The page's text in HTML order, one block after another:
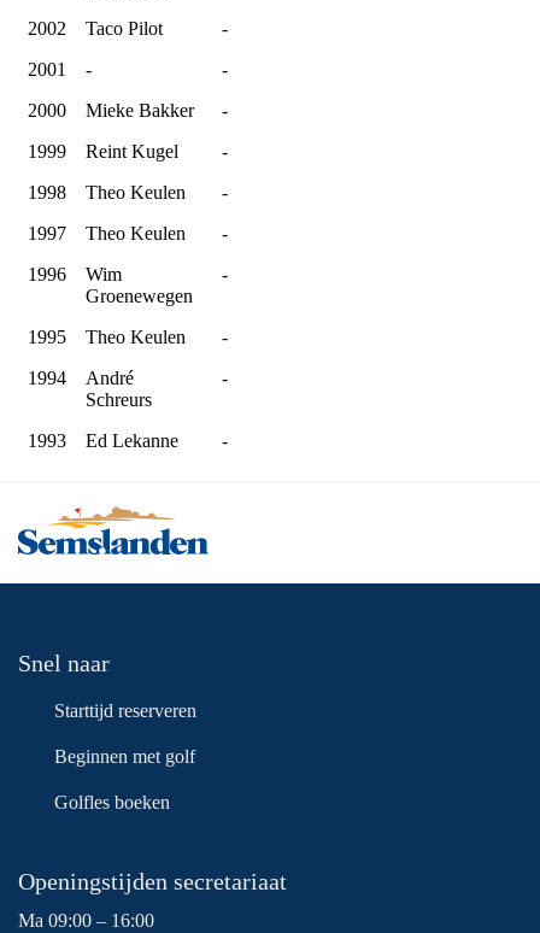
2002 Taco Pilot
-
2001
-
-
2000
Mieke Bakker
-
1999
Reint Kugel
-
1998
Theo Keulen
-
1997
Theo Keulen
-
1996
Wim
Groenewegen
-
1995 Theo Keulen
-
1994
André
Schreurs
-
1993 Ed Lekanne -
Snel naar
Starttijd reserveren
Beginnen met golf
Golfles boeken
Openingstijden secretariaat
Ma 09:00 – 16:00